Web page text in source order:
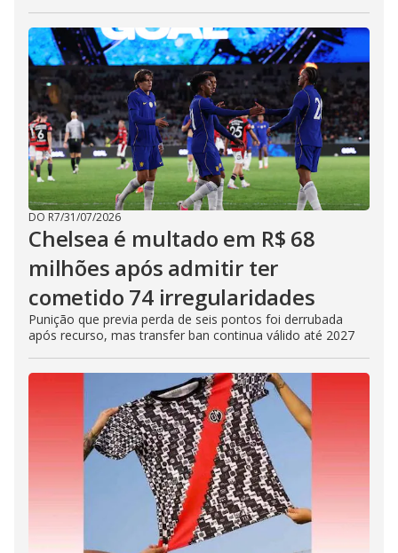
DO R7/31/07/2026
Chelsea é multado em R$ 68
milhões após admitir ter
cometido 74 irregularidades
Punição que previa perda de seis pontos foi derrubada
após recurso, mas transfer ban continua válido até 2027